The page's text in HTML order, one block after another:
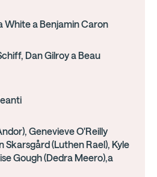
White a Benjamin Caron
Dan Gilroy a Beau
Genevieve O'Reilly
Skarsgård (Luthen Rael), Kyle
Gough (Dedra Meero),a